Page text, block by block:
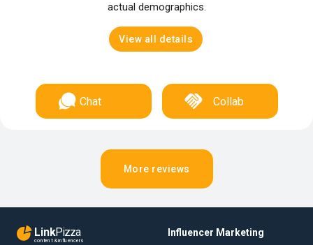
actual demographics.
View all details
Chat Collab
More reviews
LinkPizza
content & influencers
Influencer Marketing